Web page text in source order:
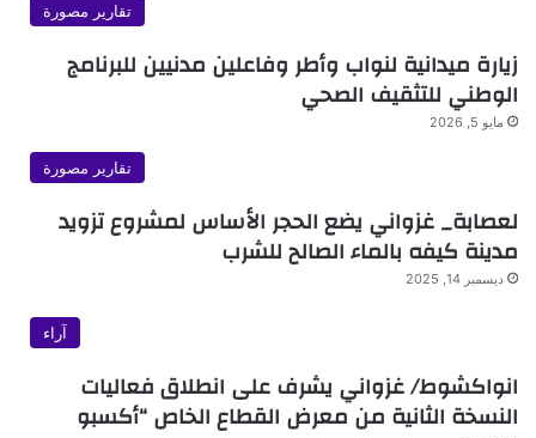
تقارير مصورة
زيارة ميدانية لنواب وأطر وفاعلين مدنيين للبرنامج
الوطني للتثقيف الصحي
مايو 5, 2026
تقارير مصورة
لعصابة_ غزواني يضع الحجر الأساس لمشروع تزويد
مدينة كيفه بالماء الصالح للشرب
ديسمبر 14, 2025
آراء
انواكشوط/ غزواني يشرف على انطلاق فعاليات
النسخة الثانية من معرض القطاع الخاص “أكسبو